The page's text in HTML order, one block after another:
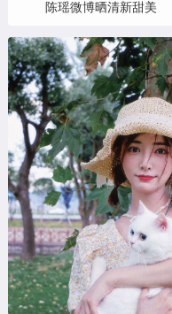
陈瑶微博晒清新甜美